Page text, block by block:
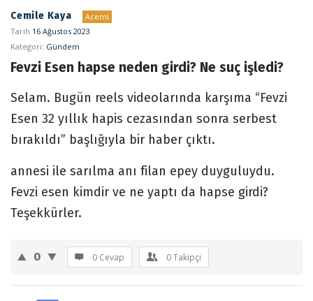
Sosyal
Kaynak
Latest
Forum
Cemile Kaya
Acemi
Tarih 16 Ağustos 2023
Kategori: Gündem
Fevzi Esen hapse neden girdi? Ne suç işledi?
Selam. Bugün reels videolarında karşıma “Fevzi
Esen 32 yıllık hapis cezasından sonra serbest
bırakıldı” başlığıyla bir haber çıktı.
annesi ile sarılma anı filan epey duyguluydu.
Fevzi esen kimdir ve ne yaptı da hapse girdi?
Teşekkürler.
0 0 Cevap 0Takipçi